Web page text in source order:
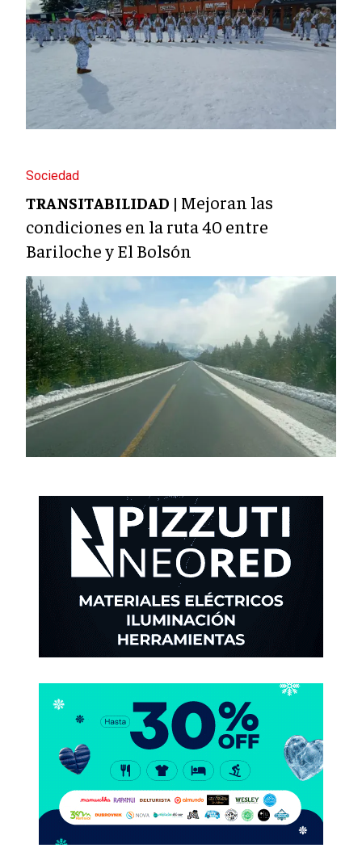
Sociedad
TRANSITABILIDAD | Mejoran las
condiciones en la ruta 40 entre
Bariloche y El Bolsón